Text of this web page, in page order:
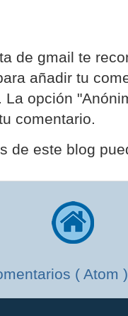
de gmail te
añadir tu
opción
comentario.
de este blog
( Atom )